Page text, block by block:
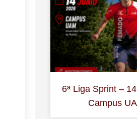
6ª Liga Sprint –
Campus